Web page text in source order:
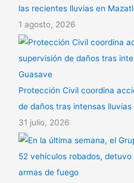
las recientes lluvias en
1 agosto, 2026
Protección Civil coordina
de daños tras intensas
31 julio, 2026